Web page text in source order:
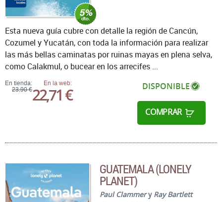
En tienda:
23,90 €
En la web:
22,71 € DISPONIBLE
COMPRAR
Esta nueva guía cubre con detalle la región de Cancún,
Cozumel y Yucatán, con toda la información para realizar
las más bellas caminatas por ruinas mayas en plena selva,
como Calakmul, o bucear en los arrecifes ...
GUATEMALA (LONELY
PLANET)
Paul Clammery Ray Bartlett